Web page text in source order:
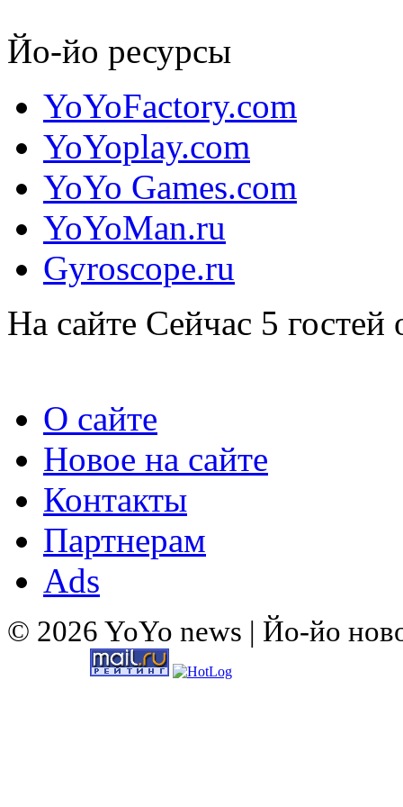
Дженсен Киммит (Jensen Kimmitt) — канадский йойоер из ...
Йо-йо ресурсы
YoYoFactory.com
YoYoplay.com
YoYo Games.com
YoYoMan.ru
Gyroscope.ru
На сайте Сейчас 5 гостей
О сайте
Новое на сайте
Контакты
Партнерам
Ads
© 2026 YoYo news | Йо-йо